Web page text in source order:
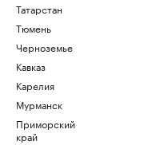
Татарстан
Тюмень
Черноземье
Кавказ
Карелия
Мурманск
Приморский
край